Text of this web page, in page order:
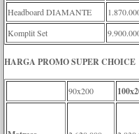
Headboard DIAMANTE
Komplit Set
HARGA PROMO SUPER CHOICE
90x200